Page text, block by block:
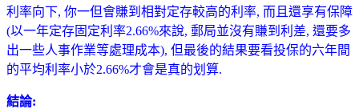
利率向下, 你一但會賺到相對定存較高的利率, 而且還享有保障
(以一年定存固定利率2.66%來說, 郵局並沒有賺到利差, 還要多
出一些人事作業等處理成本), 但最後的結果要看投保的六年間
的平均利率小於2.66%才會是真的划算.
結論: